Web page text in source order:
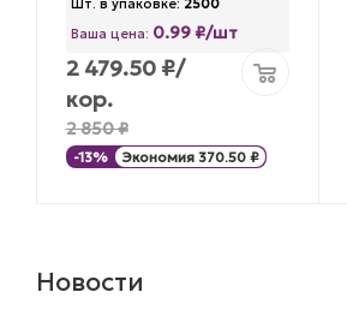
Ваша цена: 0.99 ₽/шт
2 479.50₽/
кор.
2 850₽
-13% Экономия 370.50₽
Новости